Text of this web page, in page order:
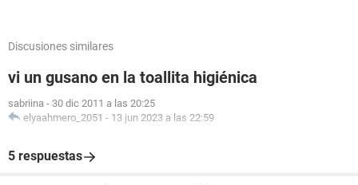
Discusiones similares
vi un gusano en la toallita higiénica
sabriina - 30 dic 2011 a las 20:25
elyaahmero_2051 - 13 jun 2023 a las 22:59
5 respuestas